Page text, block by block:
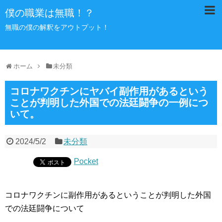
僕の職業は無職！？
無職の僕の解釈をアウトプット！
ホーム 未分類
コロナワクチンにヤバイ副作用があるという
ことが判明した外国での法廷闘争の一例につ
いて。
2024/5/2 未分類
Pocket
コロナワクチンに副作用があるということが判明した外国
での法廷闘争について